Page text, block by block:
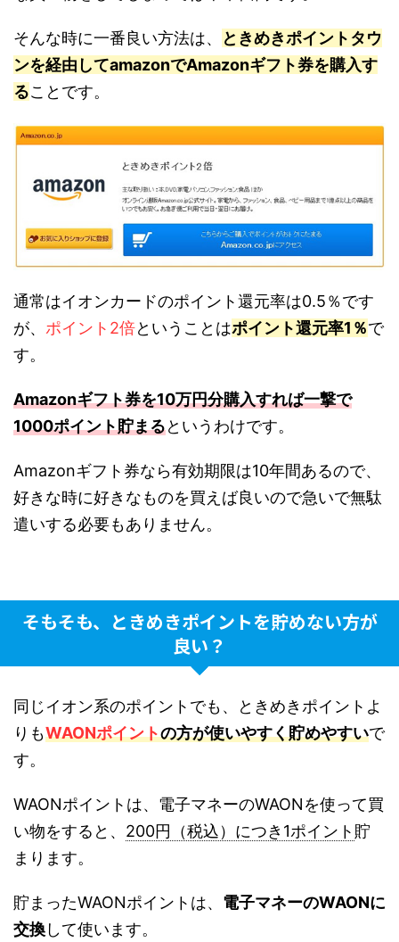
そんな時に一番良い方法は、
ときめきポイントタウ
ンを経由してamazonでAmazonギフト券を購入す
ることです。
通常はイオンカードのポイント還元率は0.5％です
が、 ポイント2倍ということはポイント還元率1％で
す。
Amazonギフト券を10万円分購入すれば一撃で
1000ポイント貯まるというわけです。
Amazonギフト券なら有効期限は10年間あるので、
好きな時に好きなものを買えば良いので急いで無駄
遣いする必要もありません。
そもそも、ときめきポイントを貯めない方が
良い？
同じイオン系のポイントでも、ときめきポイントよ
りもWAONポイントの方が使いやすく貯めやすいで
す。
WAONポイントは、電子マネーのWAONを使って買
い物をすると、 200円（税込）につき1ポイント 貯
まります。
貯まったWAONポイントは、 電子マネーのWAONに
交換して使います。